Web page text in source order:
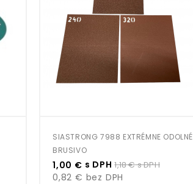
SIASTRONG 7988 EXTRÉMNE ODOLNÉ
BRUSIVO
Cena
1,00 € s DPH Bežná
cena
1,18 €s DPH
0,82 € bez DPH